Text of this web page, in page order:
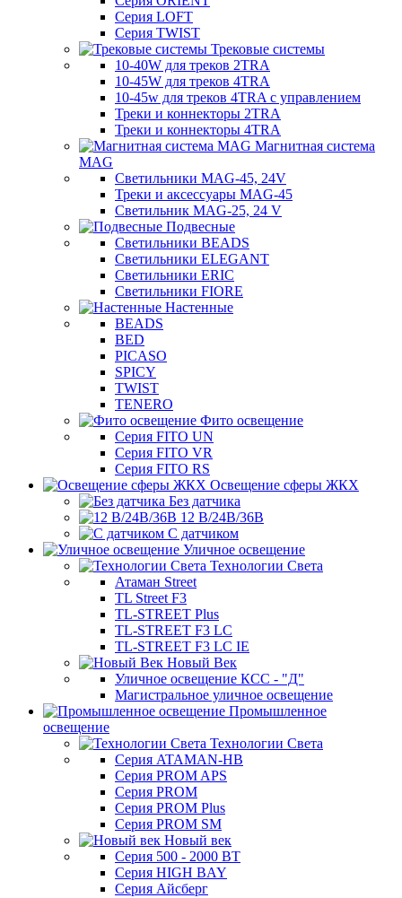
Серия LOFT
Серия TWIST
Трековые системы
10-40W для треков 2TRA
10-45W для треков 4TRA
10-45w для треков 4TRA с управлением
Треки и коннекторы 2TRA
Треки и коннекторы 4TRA
Магнитная система
MAG
Светильники MAG-45, 24V
Треки и аксессуары MAG-45
Светильник MAG-25, 24 V
Подвесные
Светильники BEADS
Светильники ELEGANT
Светильники ERIC
Светильники FIORE
Настенные
BEADS
BED
PICASO
SPICY
TWIST
TENERO
Фито освещение
Серия FITO UN
Серия FITO VR
Серия FITO RS
Освещение сферы ЖКХ
Без датчика
12 В/24В/36В
С датчиком
Уличное освещение
Технологии Света
Атаман Street
TL Street F3
TL-STREET Plus
TL-STREET F3 LC
TL-STREET F3 LC IE
Новый Век
Уличное освещение КСС - "Д"
Магистральное уличное освещение
Промышленное
освещение
Технологии Света
Серия ATAMAN-HB
Серия PROM APS
Серия PROM
Серия PROM Plus
Серия PROM SM
Новый век
Серия 500 - 2000 ВТ
Серия HIGH BAY
Серия Айсберг